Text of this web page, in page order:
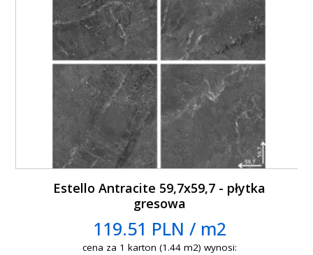
Estello Antracite 59,7x59,7 - płytka
gresowa
119.51 PLN / m2
cena za 1 karton (1.44 m2) wynosi: